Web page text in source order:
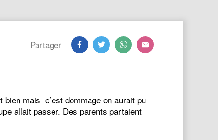
Partager
bien mais c’est dommage on aurait pu
allait passer. Des parents partaient